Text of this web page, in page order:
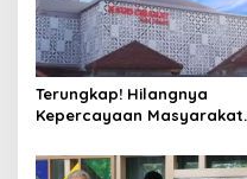
Terungkap! Hilangnya
Kepercayaan Masyarakat
Rebranding RSUD Cibabat